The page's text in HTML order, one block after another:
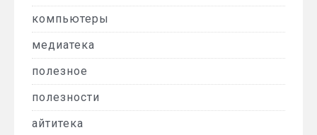
компьютеры
медиатека
полезное
полезности
айтитека